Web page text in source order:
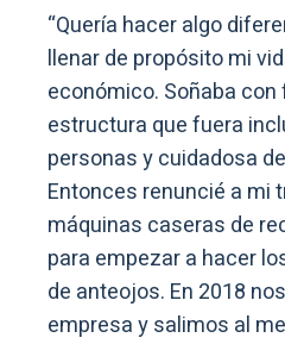
“Quería hacer algo
llenar de propósito mi
económico. Soñaba
estructura que fuera
personas y cuidadosa
Entonces renuncié a mi
máquinas caseras de
para empezar a hacer
de anteojos. En 2018
empresa y salimos al